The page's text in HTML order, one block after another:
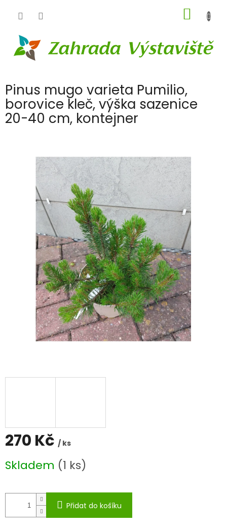
KOŠÍK
Pinus mugo varieta Pumilio,
borovice kleč, výška sazenice
20-40 cm, kontejner
270 Kč / ks
cena:
Skladem (1 ks)
Přidat do košíku